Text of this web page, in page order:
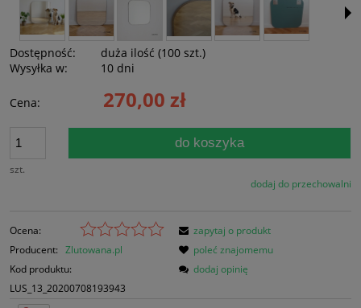
Dostępność:
duża ilość (100 szt.)
Wysyłka w:
10 dni
Cena: 270,00 zł
szt.
do koszyka
dodaj do przechowalni
Ocena:
Producent: Zlutowana.pl
Kod produktu:
LUS_13_20200708193943
zapytaj o produkt
poleć znajomemu
dodaj opinię